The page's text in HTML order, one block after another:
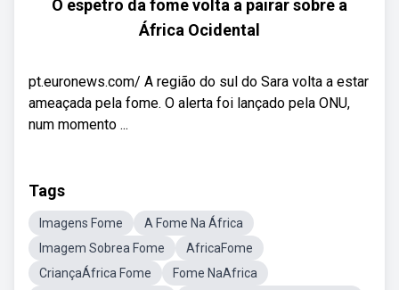
O espetro da fome volta a pairar sobre a
África Ocidental
pt.euronews.com/ A região do sul do Sara volta a estar
ameaçada pela fome. O alerta foi lançado pela ONU,
num momento ...
Tags
Imagens Fome
A Fome Na África
Imagem Sobrea Fome
AfricaFome
CriançaÁfrica Fome
Fome NaAfrica